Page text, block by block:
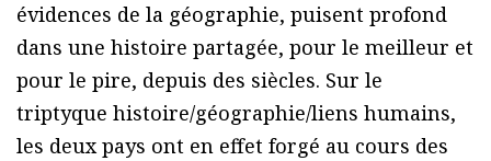
évidences de la géographie, puisent profond
dans une histoire partagée, pour le meilleur et
pour le pire, depuis des siècles. Sur le
triptyque histoire/géographie/liens humains,
les deux pays ont en effet forgé au cours des